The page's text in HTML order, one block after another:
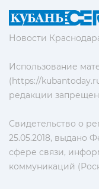
Новости
Использование
(https://
редакции
Свидетельство о
25.05.2018, выдано
сфере связи,
коммуникаций